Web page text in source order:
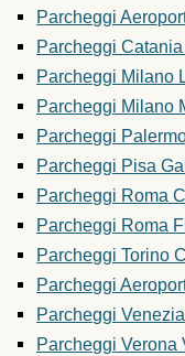
Parcheggi
Parcheggi
Parcheggi Milano
Parcheggi Milano
Parcheggi
Parcheggi Pisa
Parcheggi Roma
Parcheggi Roma
Parcheggi Torino
Parcheggi
Parcheggi
Parcheggi Verona